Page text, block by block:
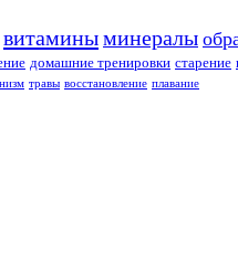
витаминыминералы
домашние тренировки старение
травы восстановление плавание